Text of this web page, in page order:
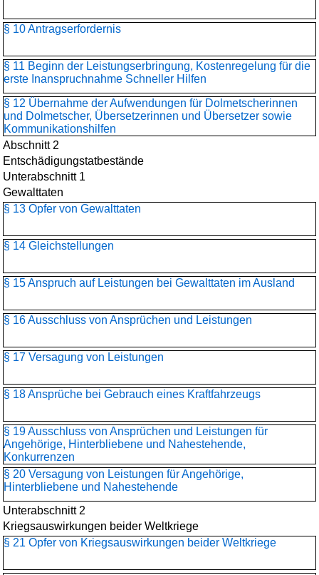
§ 10 Antragserfordernis
§ 11 Beginn der Leistungserbringung, Kostenregelung für die
erste Inanspruchnahme Schneller Hilfen
§ 12 Übernahme der Aufwendungen für Dolmetscherinnen
und Dolmetscher, Übersetzerinnen und Übersetzer sowie
Kommunikationshilfen
Abschnitt 2
Entschädigungstatbestände
Unterabschnitt 1
Gewalttaten
§ 13 Opfer von Gewalttaten
§ 14 Gleichstellungen
§ 15 Anspruch auf Leistungen bei Gewalttaten im Ausland
§ 16 Ausschluss von Ansprüchen und Leistungen
§ 17 Versagung von Leistungen
§ 18 Ansprüche bei Gebrauch eines Kraftfahrzeugs
§ 19 Ausschluss von Ansprüchen und Leistungen für
Angehörige, Hinterbliebene und Nahestehende,
Konkurrenzen
§ 20 Versagung von Leistungen für Angehörige,
Hinterbliebene und Nahestehende
Unterabschnitt 2
Kriegsauswirkungen beider Weltkriege
§ 21 Opfer von Kriegsauswirkungen beider Weltkriege